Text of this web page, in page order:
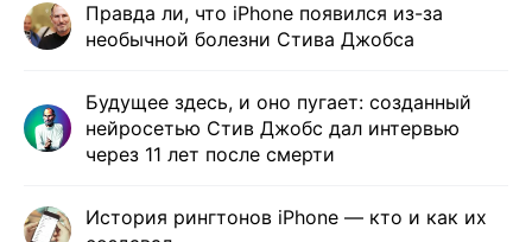
Правда ли, что iPhone появился из-за
необычной болезни Стива Джобса
Будущее здесь, и оно пугает: созданный
нейросетью Стив Джобс дал интервью
через 11 лет после смерти
История рингтонов iPhone — кто и как их